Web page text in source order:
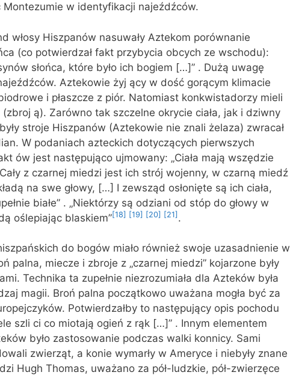
Montezumie w identyfikacji najeźdźców.
włosy Hiszpanów nasuwały Aztekom porównanie
(co potwierdzał fakt przybycia obcych ze wschodu):
słońca, które było ich bogiem […]” . Dużą uwagę
Aztekowie żyj ący w dość gorącym klimacie
i płaszcze z piór. Natomiast konkwistadorzy mieli
(zbroj ą). Zarówno tak szczelne okrycie ciała, jak i dziwny
stroje Hiszpanów (Aztekowie nie znali żelaza) zwracał
W podaniach azteckich dotyczących pierwszych
ów jest następująco ujmowany: „Ciała mają wszędzie
z czarnej miedzi jest ich strój wojenny, w czarną miedź
na swe głowy, […] I zewsząd osłonięte są ich ciała,
białe” . „Niektórzy są odziani od stóp do głowy w
oślepiając blaskiem”[18] [19] [20] [21] .
do bogów miało również swoje uzasadnienie w
palna, miecze i zbroje z „czarnej miedzi” kojarzone były
Technika ta zupełnie niezrozumiała dla Azteków była
magii. Broń palna początkowo uważana mogła być za
Potwierdzałby to następujący opis pochodu
szli ci co miotają ogień z rąk […]” . Innym elementem
było zastosowanie podczas walki konnicy. Sami
zwierząt, a konie wymarły w Ameryce i niebyły znane
Hugh Thomas, uważano za pół-ludzkie, pół-zwierzęce